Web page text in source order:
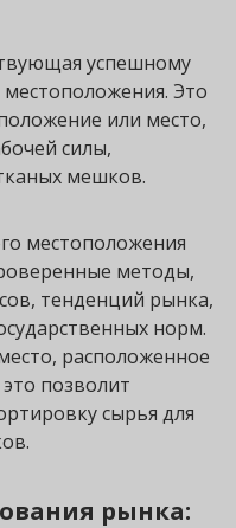
успешному
Это
или место,
силы,
мешков.
местоположения
методы,
тенденций рынка,
норм.
расположенное
позволит
сырья для
рынка: